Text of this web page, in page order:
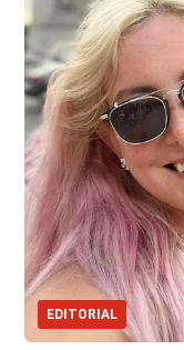
EDITORIAL